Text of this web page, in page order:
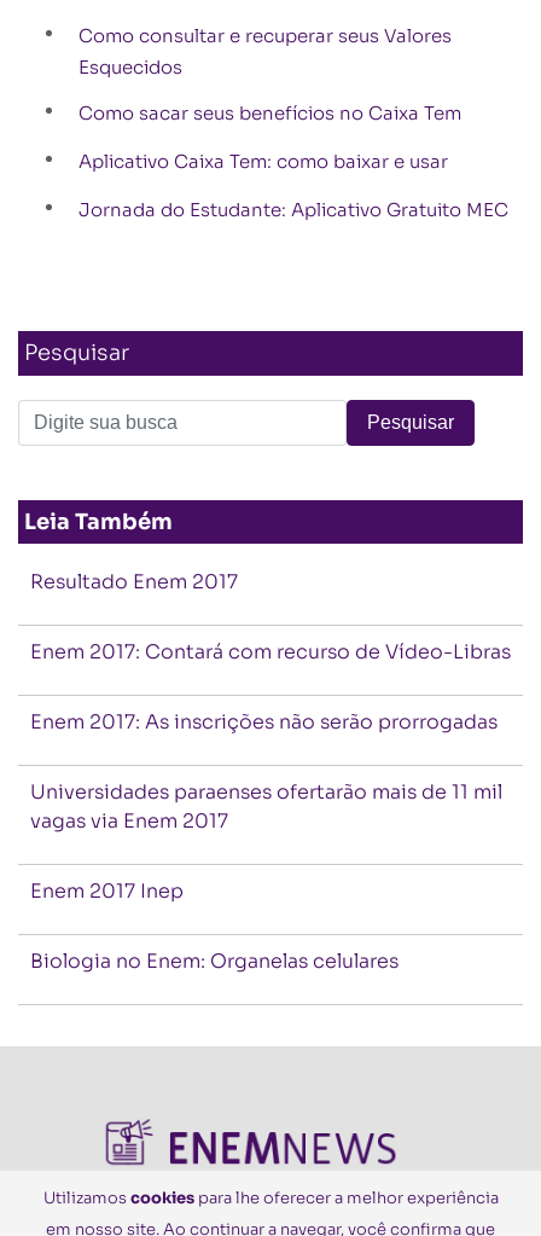
Como consultar e recuperar seus Valores
Esquecidos
Como sacar seus benefícios no Caixa Tem
Aplicativo Caixa Tem: como baixar e usar
Jornada do Estudante: Aplicativo Gratuito MEC
Pesquisar
Leia Também
Resultado Enem 2017
Enem 2017: Contará com recurso de Vídeo-Libras
Enem 2017: As inscrições não serão prorrogadas
Universidades paraenses ofertarão mais de 11 mil
vagas via Enem 2017
Enem 2017 Inep
Biologia no Enem: Organelas celulares
Utilizamoscookiespara lhe oferecer a melhor experiência
em nosso site. Ao continuar a navegar, você confirma que